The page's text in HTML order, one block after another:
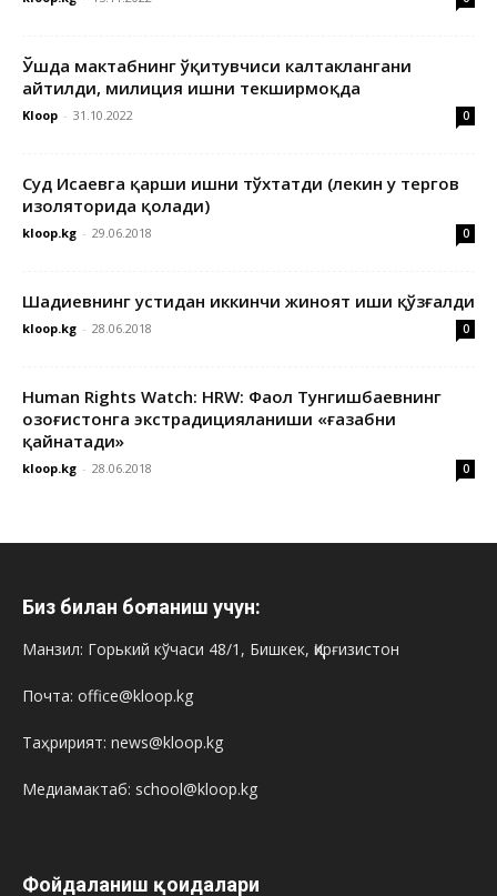
Ўшда мактабнинг ўқитувчиси калтаклангани
айтилди, милиция ишни текширмоқда
Kloop - 31.10.2022 0
Суд Исаевга қарши ишни тўхтатди (лекин у тергов
изоляторида қолади)
kloop.kg - 29.06.2018 0
Шадиевнинг устидан иккинчи жиноят иши қўзғалди
kloop.kg - 28.06.2018 0
Human Rights Watch: HRW: Фаол Тунгишбаевнинг
Қозоғистонга экстрадицияланиши «ғазабни
қайнатади»
kloop.kg - 28.06.2018 0
Биз билан боғланиш учун:
Манзил: Горький кўчаси 48/1, Бишкек, Қирғизистон
Почта: office@kloop.kg
Таҳририят: news@kloop.kg
Медиамактаб: school@kloop.kg
Фойдаланиш қоидалари